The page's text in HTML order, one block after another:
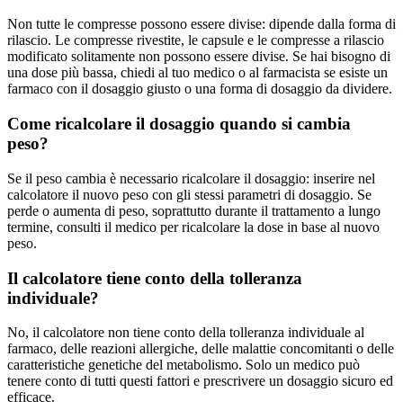
Non tutte le compresse possono essere divise: dipende dalla forma di
rilascio. Le compresse rivestite, le capsule e le compresse a rilascio
modificato solitamente non possono essere divise. Se hai bisogno di
una dose più bassa, chiedi al tuo medico o al farmacista se esiste un
farmaco con il dosaggio giusto o una forma di dosaggio da dividere.
Come ricalcolare il dosaggio quando si cambia
peso?
Se il peso cambia è necessario ricalcolare il dosaggio: inserire nel
calcolatore il nuovo peso con gli stessi parametri di dosaggio. Se
perde o aumenta di peso, soprattutto durante il trattamento a lungo
termine, consulti il ​​medico per ricalcolare la dose in base al nuovo
peso.
Il calcolatore tiene conto della tolleranza
individuale?
No, il calcolatore non tiene conto della tolleranza individuale al
farmaco, delle reazioni allergiche, delle malattie concomitanti o delle
caratteristiche genetiche del metabolismo. Solo un medico può
tenere conto di tutti questi fattori e prescrivere un dosaggio sicuro ed
efficace.